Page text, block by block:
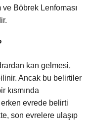
Böbrek Lenfoması
kan gelmesi,
Ancak bu belirtiler
kısmında
evrede belirti
son evrelere ulaşıp